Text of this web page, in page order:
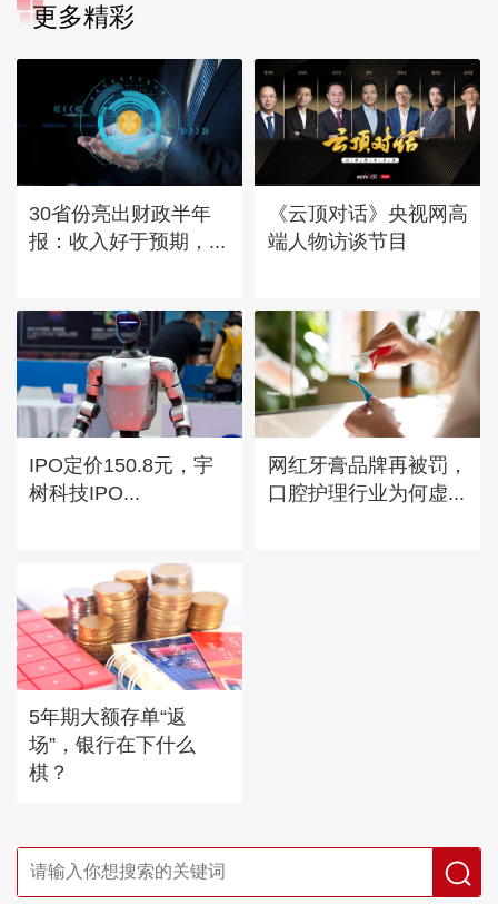
更多精彩
30省份亮出财政半年
报：收入好于预期，...
《云顶对话》央视网高
端人物访谈节目
IPO定价150.8元，宇
树科技IPO...
网红牙膏品牌再被罚，
口腔护理行业为何虚...
5年期大额存单“返
场”，银行在下什么
棋？